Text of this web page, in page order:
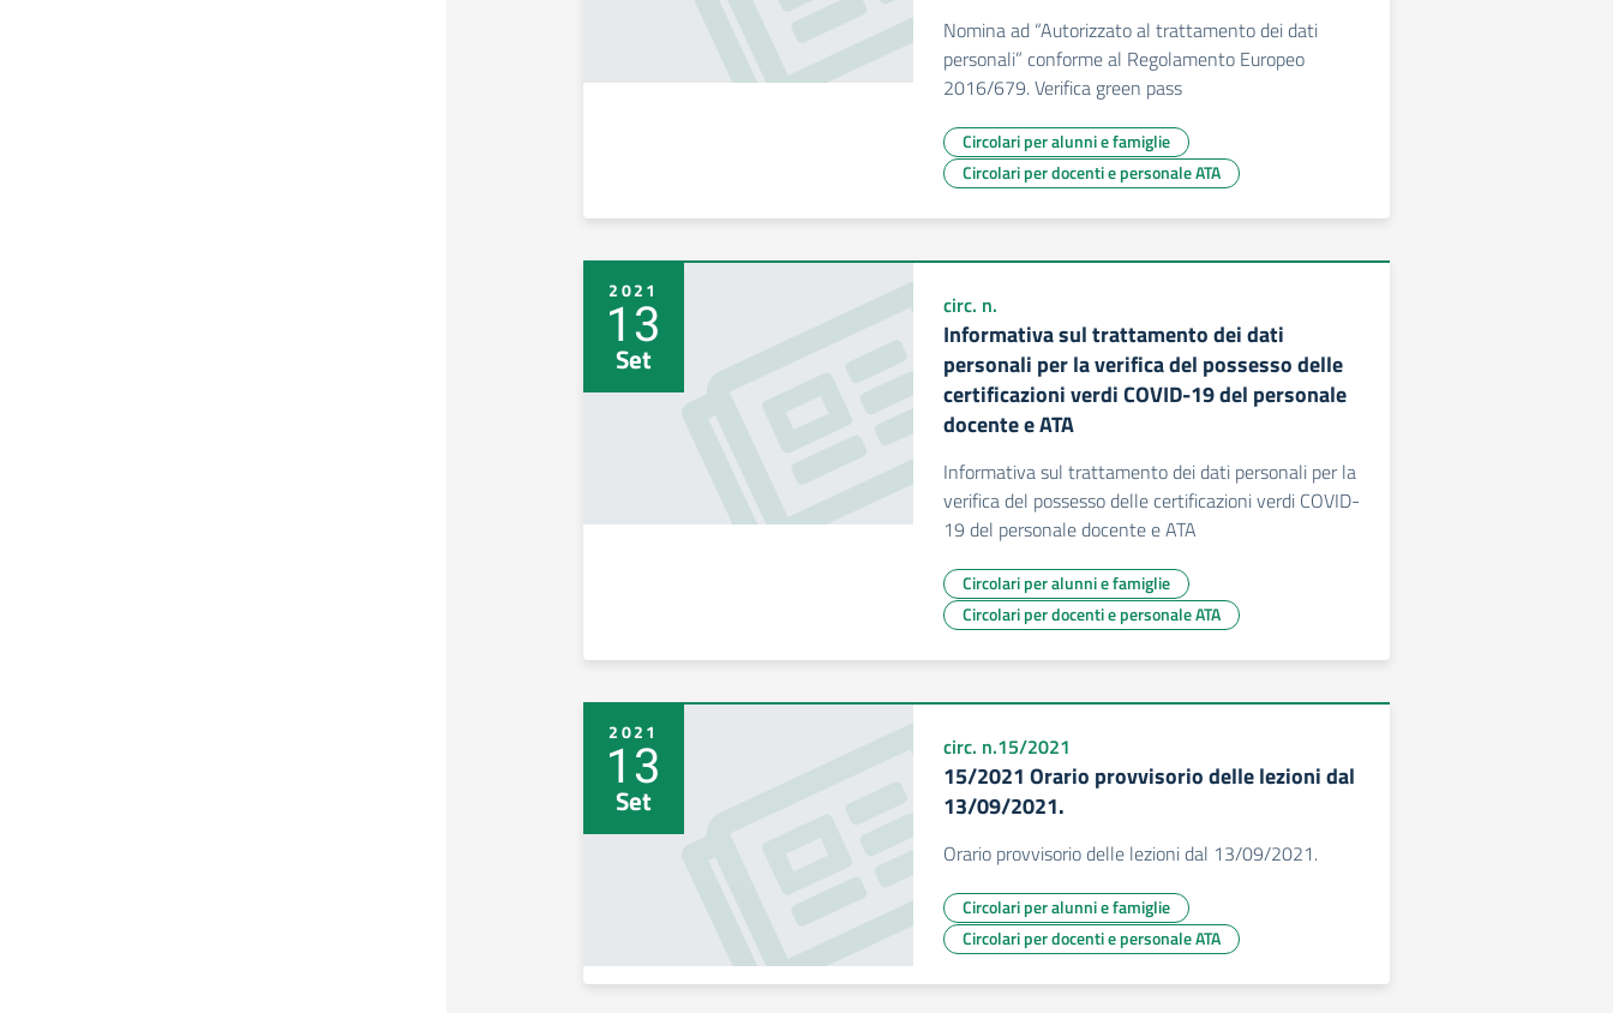
Nomina ad “Autorizzato al trattamento dei dati
personali” conforme al Regolamento Europeo
2016/679. Verifica green pass
Circolari per alunni e famiglie
Circolari per docenti e personale ATA
2021
13
Set
circ. n.
Informativa sul trattamento dei dati
personali per la verifica del possesso delle
certificazioni verdi COVID-19 del personale
docente e ATA
Informativa sul trattamento dei dati personali per la
verifica del possesso delle certificazioni verdi COVID-
19 del personale docente e ATA
Circolari per alunni e famiglie
Circolari per docenti e personale ATA
2021
13
Set
circ. n.15/2021
15/2021 Orario provvisorio delle lezioni dal
13/09/2021.
Orario provvisorio delle lezioni dal 13/09/2021.
Circolari per alunni e famiglie
Circolari per docenti e personale ATA